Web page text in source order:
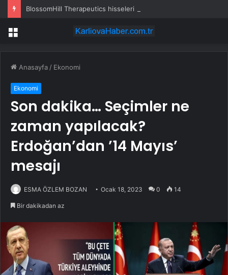
BlossomHill Therapeutics hisseleri halka arzda düştü
Menü
Anasayfa / Ekonomi
Ekonomi
Son dakika… Seçimler ne
zaman yapılacak?
Erdoğan’dan ’14 Mayıs’
mesajı
ESMA ÖZLEM BOZAN Ocak 18, 2023 0 14
Bir dakikadan az